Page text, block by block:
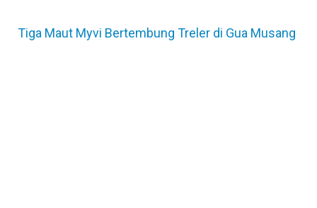
Tiga Maut Myvi Bertembung Treler di Gua Musang